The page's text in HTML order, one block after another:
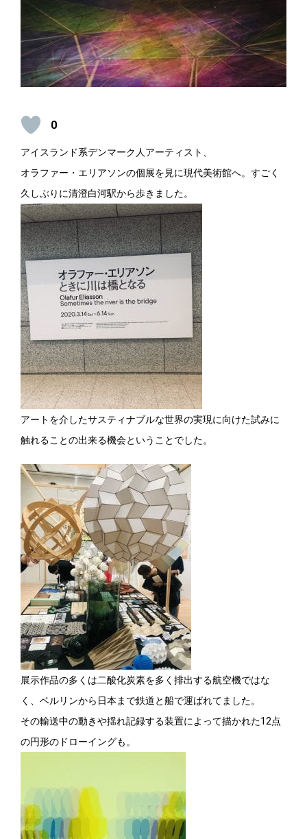
0
アイスランド系デンマーク人アーティスト、
オラファー・エリアソンの個展を見に現代美術館へ。すごく
久しぶりに清澄白河駅から歩きました。
アートを介したサスティナブルな世界の実現に向けた試みに
触れることの出来る機会ということでした。
展示作品の多くは二酸化炭素を多く排出する航空機ではな
く、ベルリンから日本まで鉄道と船で運ばれてました。
その輸送中の動きや揺れ記録する装置によって描かれた12点
の円形のドローイングも。